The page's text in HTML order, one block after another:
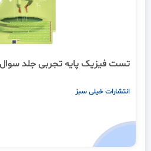
تست فیزیک پایه تجربی جلد سوال
انتشارات خیلی سبز